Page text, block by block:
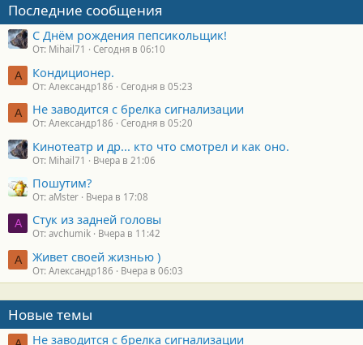
Последние сообщения
С Днём рождения пепсикольщик!
От: Mihail71 Сегодня в 06:10
А Кондиционер.
От: Александр186 Сегодня в 05:23
А Не заводится с брелка сигнализации
От: Александр186 Сегодня в 05:20
Кинотеатр и др... кто что смотрел и как оно.
От: Mihail71 Вчера в 21:06
Пошутим?
От: aMster Вчера в 17:08
A Стук из задней головы
От: avchumik Вчера в 11:42
А Живет своей жизнью )
От: Александр186 Вчера в 06:03
Новые темы
Не заводится с брелка сигнализации